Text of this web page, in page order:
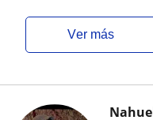
ver más